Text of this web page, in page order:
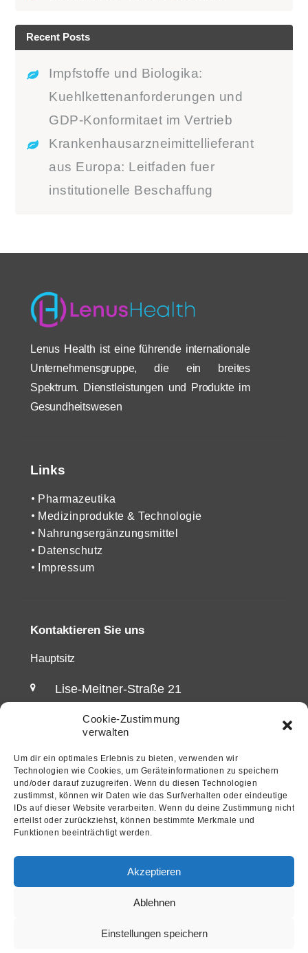
Cookie-Zustimmung
verwalten
Um dir ein optimales Erlebnis zu bieten, verwenden wir
Technologien wie Cookies, um Geräteinformationen zu speichern
und/oder darauf zuzugreifen. Wenn du diesen Technologien
zustimmst, können wir Daten wie das Surfverhalten oder eindeutige
IDs auf dieser Website verarbeiten. Wenn du deine Zustimmung nicht
erteilst oder zurückziehst, können bestimmte Merkmale und
Funktionen beeinträchtigt werden.
Akzeptieren
Ablehnen
Einstellungen speichern
Recent Posts
Impfstoffe und Biologika:
Kuehlkettenanforderungen und
GDP-Konformitaet im Vertrieb
Krankenhausarzneimittellieferant
aus Europa: Leitfaden fuer
institutionelle Beschaffung
Lenus Health ist eine führende internationale
Unternehmensgruppe, die ein breites
Spektrum. Dienstleistungen und Produkte im
Gesundheitswesen
Links
Pharmazeutika
Medizinprodukte & Technologie
Nahrungsergänzungsmittel
Datenschutz
Impressum
Kontaktieren Sie uns
Hauptsitz
Lise-Meitner-Straße 21
Germany
Büro 2
Talstraße 5/1
72147 Nehren
Germany
Kontaktmöglichkeiten
info@lenus-healthcare.de